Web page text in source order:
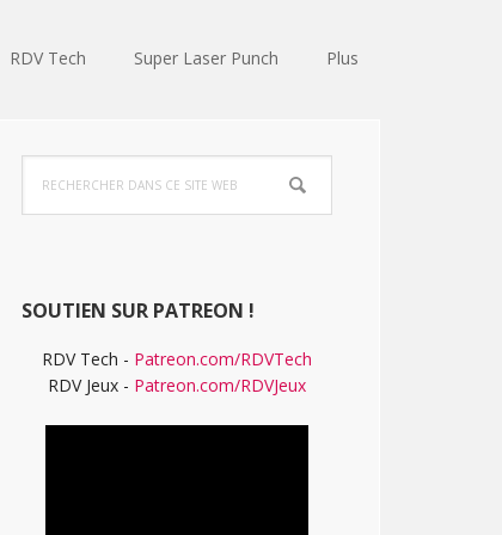
RDV Tech Super Laser Punch Plus
Barre
latérale
dans
ce
SOUTIEN SUR PATREON !
RDV Tech - Patreon.com/RDVTech
RDV Jeux - Patreon.com/RDVJeux